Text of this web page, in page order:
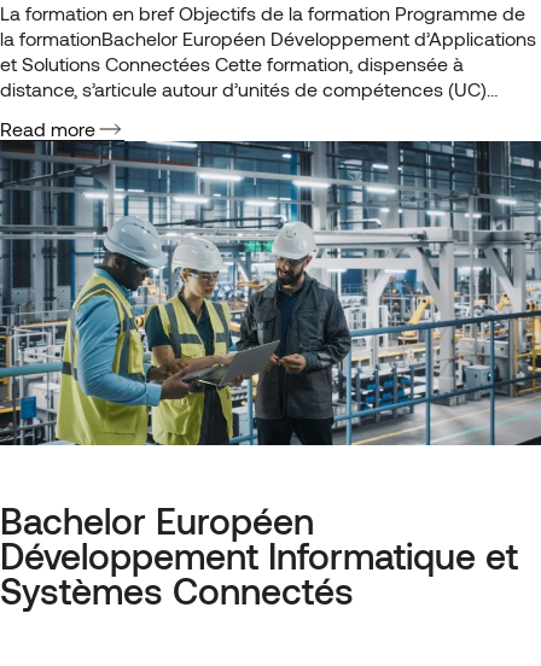
La formation en bref Objectifs de la formation Programme de
la formationBachelor Européen Développement d’Applications
et Solutions Connectées Cette formation, dispensée à
distance, s’articule autour d’unités de compétences (UC)
de Bachelor Européen Développement d’Applications et
Solutions Connectées. Notre objectif est de vous donner les
compétences clés vous…
Read more
Bachelor Européen
Développement Informatique et
Systèmes Connectés